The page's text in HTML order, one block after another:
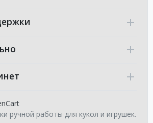
ручной работы для кукол и игрушек.